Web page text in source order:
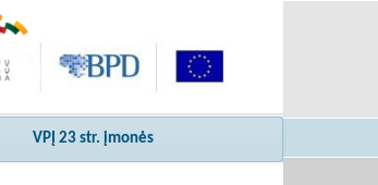
VPĮ 23 str. įmonės